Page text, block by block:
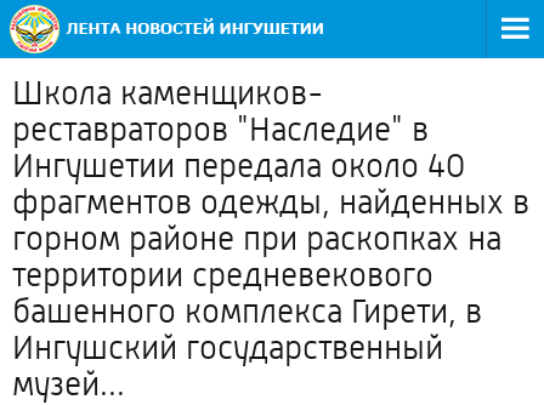
Школа каменщиков-
реставраторов "Наследие" в
Ингушетии передала около 40
фрагментов одежды, найденных в
горном районе при раскопках на
территории средневекового
башенного комплекса Гирети, в
Ингушский государственный
музей...